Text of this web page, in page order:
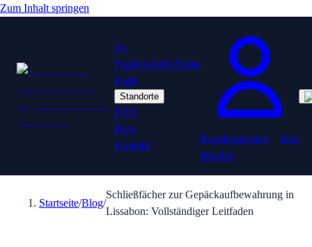
Zum Inhalt springen
So
Funktioniert'sPreise
Karte
Standorte
FAQ
Blog
Kontakt
Kundenbereich
Jetzt
Buchen
Startseite/Blog/
Schließfächer zur Gepäckaufbewahrung in
Lissabon: Vollständiger Leitfaden